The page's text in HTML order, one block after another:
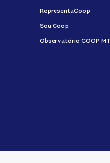
RepresentaCoop
Sou Coop
Observatório COOP MT